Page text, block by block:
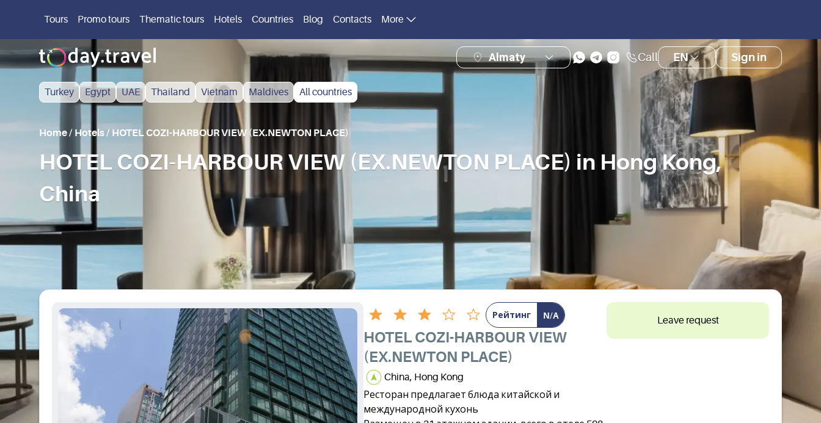
Tours Promo tours Thematic tours Hotels Countries Blog Contacts More
Almaty Call EN Sign in
Turkey Egypt UAE Thailand Vietnam Maldives All countries
Home/ Hotels/ HOTEL COZI-HARBOUR VIEW (EX.NEWTON PLACE)
HOTEL COZI-HARBOUR VIEW (EX.NEWTON PLACE) in Hong Kong,
China
Рейтинг N/A
HOTEL COZI-HARBOUR VIEW
(EX.NEWTON PLACE)
China, Hong Kong
Ресторан предлагает блюда китайской и
международной кухонь
Leave request